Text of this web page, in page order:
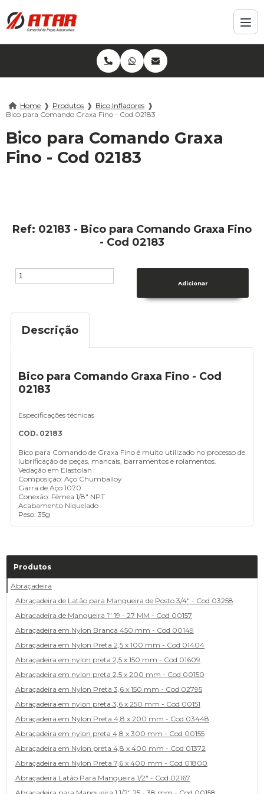
Home ❱ Produtos ❱ Bico Infladores ❱
Bico para Comando Graxa Fino - Cod 02183
Bico para Comando Graxa
Fino - Cod 02183
Ref: 02183 - Bico para Comando Graxa Fino
- Cod 02183
Descrição
Bico para Comando Graxa Fino - Cod
02183
Especificações técnicas
COD. 02183
Bico para Comando de Graxa Fino é muito utilizado no processo de
lubrificação de peças, mancais, barramentos e rolamentos.
Vedação em Elastolan
Composição: Aço Chumballoy
Garra de Aço 1070
Conexão: Fêmea 1/8″ NPT
Acabamento Niquelado
Peso: 35g
Produtos
Abraçadeira
Abraçadeira de Latão para Mangueira de Posto 3/4" - Cod 03258
Abracadeira de Mangueira 1" 19 - 27 MM - Cod 00157
Abraçadeira em Nylon Branca 450 mm - Cod 00149
Abraçadeira em Nylon Preta 2,5 x 100 mm - Cod 01404
Abraçadeira em nylon preta 2,5 x 150 mm - Cod 01609
Abraçadeira em nylon preta 2,5 x 200 mm - Cod 00150
Abraçadeira em Nylon Preta 3,6 x 150 mm - Cod 02795
Abraçadeira em nylon preta 3,6 x 250 mm - Cod 00151
Abraçadeira em Nylon Preta 4,8 x 200 mm - Cod 03448
Abraçadeira em nylon preta 4,8 x 300 mm - Cod 00155
Abraçadeira em Nylon preta 4,8 x 400 mm - Cod 01372
Abraçadeira em Nylon Preta 7,6 x 400 mm - Cod 01800
Abraçadeira Latão Para Mangueira 1/2" - Cod 02167